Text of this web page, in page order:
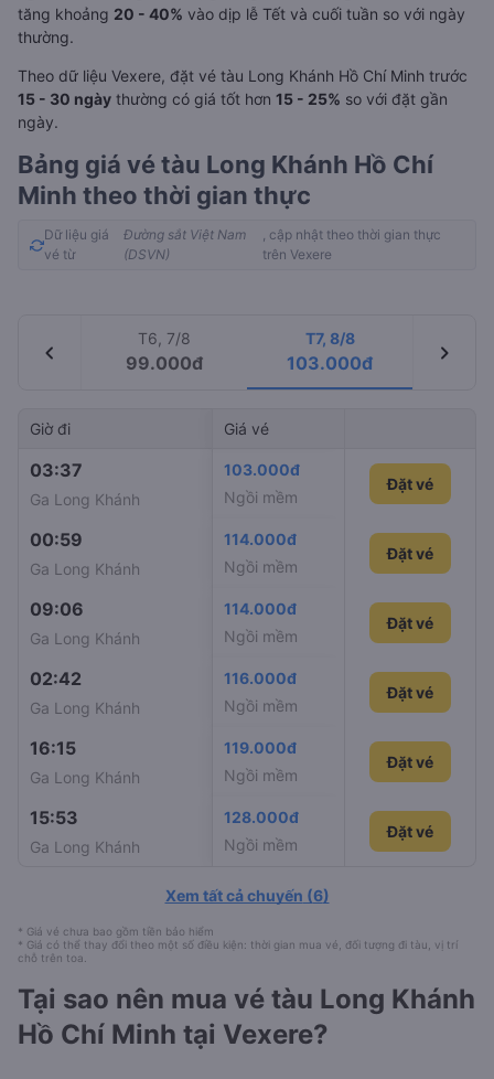
tăng khoảng 20 - 40% vào dịp lễ Tết và cuối tuần so với ngày
thường.
Theo dữ liệu Vexere, đặt vé tàu Long Khánh Hồ Chí Minh trước
15 - 30 ngày thường có giá tốt hơn 15 - 25% so với đặt gần
ngày.
Bảng giá vé tàu Long Khánh Hồ Chí
Minh theo thời gian thực
Dữ liệu giá
vé từ
Đường sắt Việt Nam
(DSVN)
, cập nhật theo thời gian thực
trên Vexere
chevron_left
T6, 7/8
99.000đ
T7, 8/8
103.000đ chevron_right
Giờ đi Giờ đến
Giá vé
03:37
Ga Long Khánh
05:30
Ga Sài Gòn
103.000đ
Ngồi mềm
Đặt vé
00:59
Ga Long Khánh
03:26
Ga Sài Gòn
114.000đ
Ngồi mềm
Đặt vé
09:06
Ga Long Khánh
11:20
Ga Sài Gòn
114.000đ
Ngồi mềm
Đặt vé
02:42
Ga Long Khánh
04:35
Ga Sài Gòn
116.000đ
Ngồi mềm
Đặt vé
16:15
Ga Long Khánh
18:20
Ga Sài Gòn
119.000đ
Ngồi mềm
Đặt vé
15:53
Ga Long Khánh
17:46
Ga Sài Gòn
128.000đ
Ngồi mềm
Đặt vé
Đặt vé
Xem tất cả chuyến (6)
* Giá vé chưa bao gồm tiền bảo hiểm
* Giá có thể thay đổi theo một số điều kiện: thời gian mua vé, đối tượng đi tàu, vị trí
chỗ trên toa.
Tại sao nên mua vé tàu Long Khánh
Hồ Chí Minh tại Vexere?